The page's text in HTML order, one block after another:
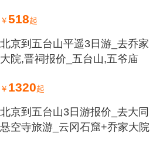
￥518起
北京到五台山平遥3日游_去乔家
大院,晋祠报价_五台山,五爷庙
￥ 1320起
北京到五台山3日游报价_去大同
悬空寺旅游_云冈石窟+乔家大院